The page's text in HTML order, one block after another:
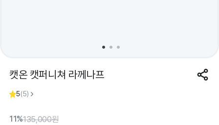
캣온 캣퍼니쳐 라께나프
5(5)
11%135,000원